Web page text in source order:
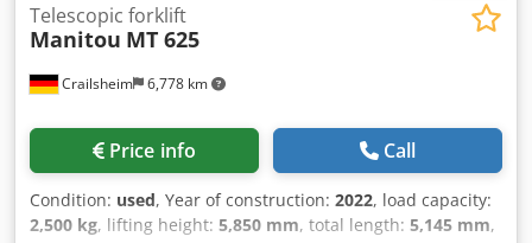
Crailsheim 6,778 km
Telescopic forklift
Manitou MT 625
Price info Call
Condition: used, Year of construction: 2022, load capacity:
2,500 kg, lifting height: 5,850 mm, total length: 5,145 mm,